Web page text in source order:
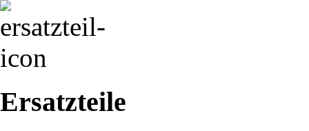
Ersatzteile